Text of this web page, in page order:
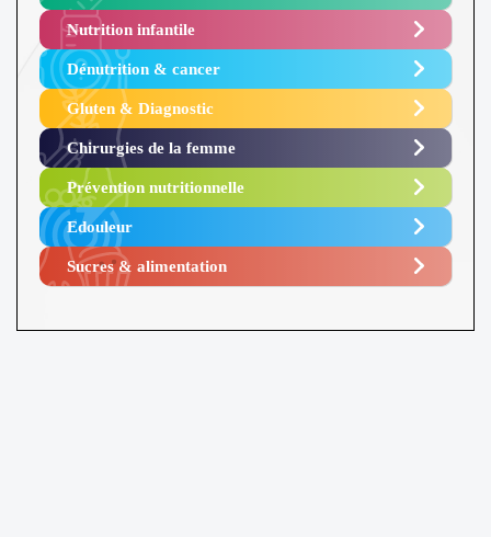
Nutrition infantile
Dénutrition & cancer
Gluten & Diagnostic
Chirurgies de la femme
Prévention nutritionnelle
Edouleur​
Sucres & alimentation​